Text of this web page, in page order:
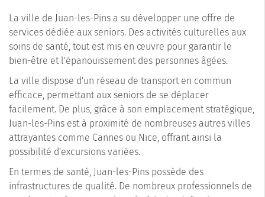
La ville de Juan-les-Pins a su développer une offre de
services dédiée aux seniors. Des activités culturelles aux
soins de santé, tout est mis en œuvre pour garantir le
bien-être et l'épanouissement des personnes âgées.
La ville dispose d'un réseau de transport en commun
efficace, permettant aux seniors de se déplacer
facilement. De plus, grâce à son emplacement stratégique,
Juan-les-Pins est à proximité de nombreuses autres villes
attrayantes comme Cannes ou Nice, offrant ainsi la
possibilité d'excursions variées.
En termes de santé, Juan-les-Pins possède des
infrastructures de qualité. De nombreux professionnels de